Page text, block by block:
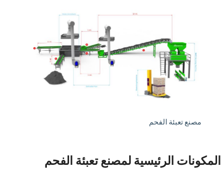
مصنع تعبئة الفحم
المكونات الرئيسية لمصنع تعبئة الفحم